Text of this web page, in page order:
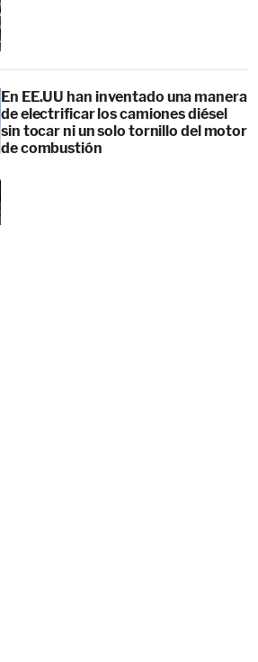
En EE.UU han inventado una manera
de electrificar los camiones diésel
sin tocar ni un solo tornillo del motor
de combustión